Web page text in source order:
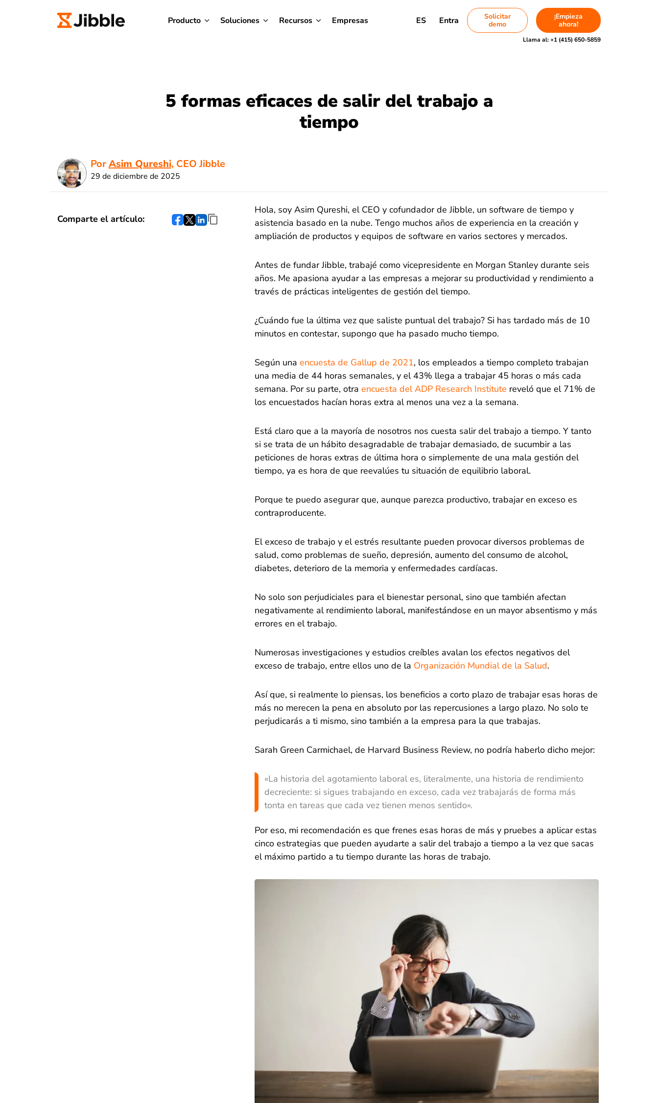
Producto Soluciones Recursos Empresas ES Entra
Solicitar
demo
¡Empieza
ahora!
Llama al:+1 (415) 650-5859
5 formas eficaces de salir del trabajo a
tiempo
PorAsim Qureshi, CEO Jibble
29 de diciembre de 2025
Comparte el artículo:
Hola, soy Asim Qureshi, el CEO y cofundador de Jibble, un software de tiempo y
asistencia basado en la nube. Tengo muchos años de experiencia en la creación y
ampliación de productos y equipos de software en varios sectores y mercados.
Antes de fundar Jibble, trabajé como vicepresidente en Morgan Stanley durante seis
años. Me apasiona ayudar a las empresas a mejorar su productividad y rendimiento a
través de prácticas inteligentes de gestión del tiempo.
¿Cuándo fue la última vez que saliste puntual del trabajo? Si has tardado más de 10
minutos en contestar, supongo que ha pasado mucho tiempo.
Según una encuesta de Gallup de 2021, los empleados a tiempo completo trabajan
una media de 44 horas semanales, y el 43% llega a trabajar 45 horas o más cada
semana. Por su parte, otra encuesta del ADP Research Institute reveló que el 71% de
los encuestados hacían horas extra al menos una vez a la semana.
Está claro que a la mayoría de nosotros nos cuesta salir del trabajo a tiempo. Y tanto
si se trata de un hábito desagradable de trabajar demasiado, de sucumbir a las
peticiones de horas extras de última hora o simplemente de una mala gestión del
tiempo, ya es hora de que reevalúes tu situación de equilibrio laboral.
Porque te puedo asegurar que, aunque parezca productivo, trabajar en exceso es
contraproducente.
El exceso de trabajo y el estrés resultante pueden provocar diversos problemas de
salud, como problemas de sueño, depresión, aumento del consumo de alcohol,
diabetes, deterioro de la memoria y enfermedades cardíacas.
No solo son perjudiciales para el bienestar personal, sino que también afectan
negativamente al rendimiento laboral, manifestándose en un mayor absentismo y más
errores en el trabajo.
Numerosas investigaciones y estudios creíbles avalan los efectos negativos del
exceso de trabajo, entre ellos uno de la Organización Mundial de la Salud.
Así que, si realmente lo piensas, los beneficios a corto plazo de trabajar esas horas de
más no merecen la pena en absoluto por las repercusiones a largo plazo. No solo te
perjudicarás a ti mismo, sino también a la empresa para la que trabajas.
Sarah Green Carmichael, de Harvard Business Review, no podría haberlo dicho mejor:
«La historia del agotamiento laboral es, literalmente, una historia de rendimiento
decreciente: si sigues trabajando en exceso, cada vez trabajarás de forma más
tonta en tareas que cada vez tienen menos sentido».
Por eso, mi recomendación es que frenes esas horas de más y pruebes a aplicar estas
cinco estrategias que pueden ayudarte a salir del trabajo a tiempo a la vez que sacas
el máximo partido a tu tiempo durante las horas de trabajo.